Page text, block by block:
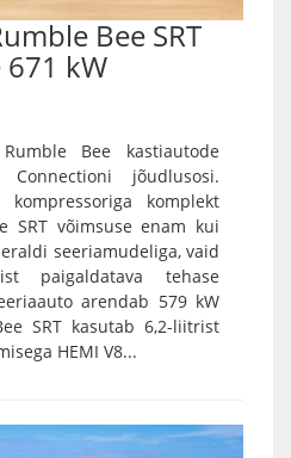
Bee SRT
kW
Bee kastiautode
jõudlusosi.
kompressoriga komplekt
SRT võimsuse enam kui
seeriamudeliga, vaid
paigaldatava tehase
arendab 579 kW
SRT kasutab 6,2-liitrist
HEMI V8...